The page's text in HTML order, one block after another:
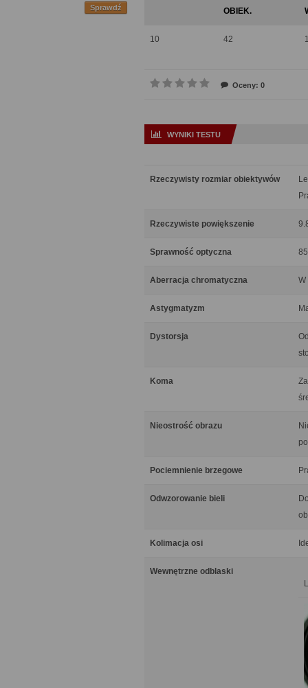
Sprawdź
OBIEK.
10 42
Oceny: 0
WYNIKI TESTU
Rzeczywisty rozmiar obiektywów
Rzeczywiste powiększenie
Sprawność optyczna
Aberracja chromatyczna W
Astygmatyzm
Dystorsja
Koma
Nieostrość obrazu
Pociemnienie brzegowe
Odwzorowanie bieli
Kolimacja osi
Wewnętrzne odblaski